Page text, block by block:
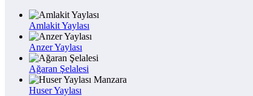
Amlakit Yaylası
Anzer Yaylası
Ağaran Şelalesi
Huser Yaylası